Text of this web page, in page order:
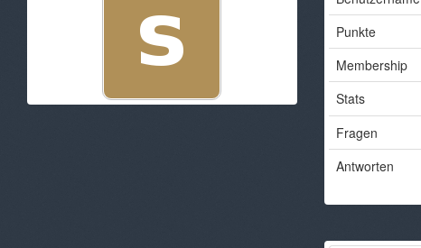
Punkte
Membership
Stats
Fragen
Antworten